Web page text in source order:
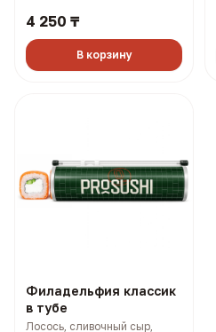
4 250 ₸
В корзину
Филадельфия классик
в тубе
Лосось, сливочный сыр,